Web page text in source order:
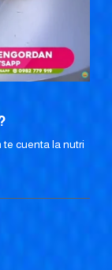
cuenta la nutri